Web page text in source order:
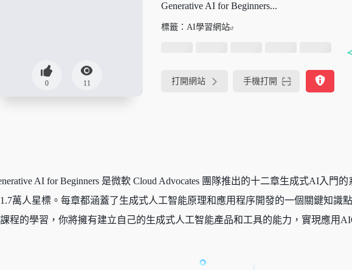
0 11
Generative AI for Beginners...
標籤： AI學習網站
打開網站 手機打開
AI for Beginners 是微軟 Cloud Advocates 團隊推出的十二章生成式AI入
萬人星標。每章都涵蓋了生成式人工智能原理和應用程序開發的一個關鍵知
程的學習，你將擁有建立自己的生成式人工智能產品和工具的能力，實現應用